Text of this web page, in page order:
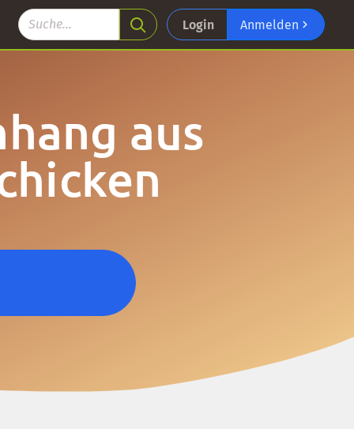
Login Anmelden
aus